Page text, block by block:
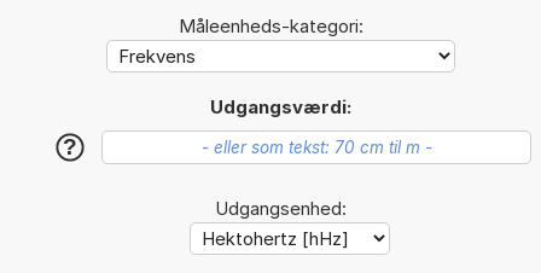
Måleenheds-kategori:
Udgangsværdi:
?
Udgangsenhed: